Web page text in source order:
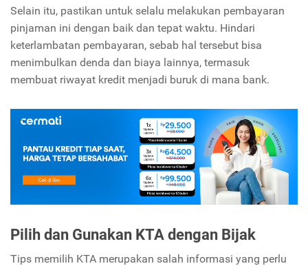
Selain itu, pastikan untuk selalu melakukan pembayaran
pinjaman ini dengan baik dan tepat waktu. Hindari
keterlambatan pembayaran, sebab hal tersebut bisa
menimbulkan denda dan biaya lainnya, termasuk
membuat riwayat kredit menjadi buruk di mana bank.
Pilih dan Gunakan KTA dengan Bijak
Tips memilih KTA merupakan salah informasi yang perlu